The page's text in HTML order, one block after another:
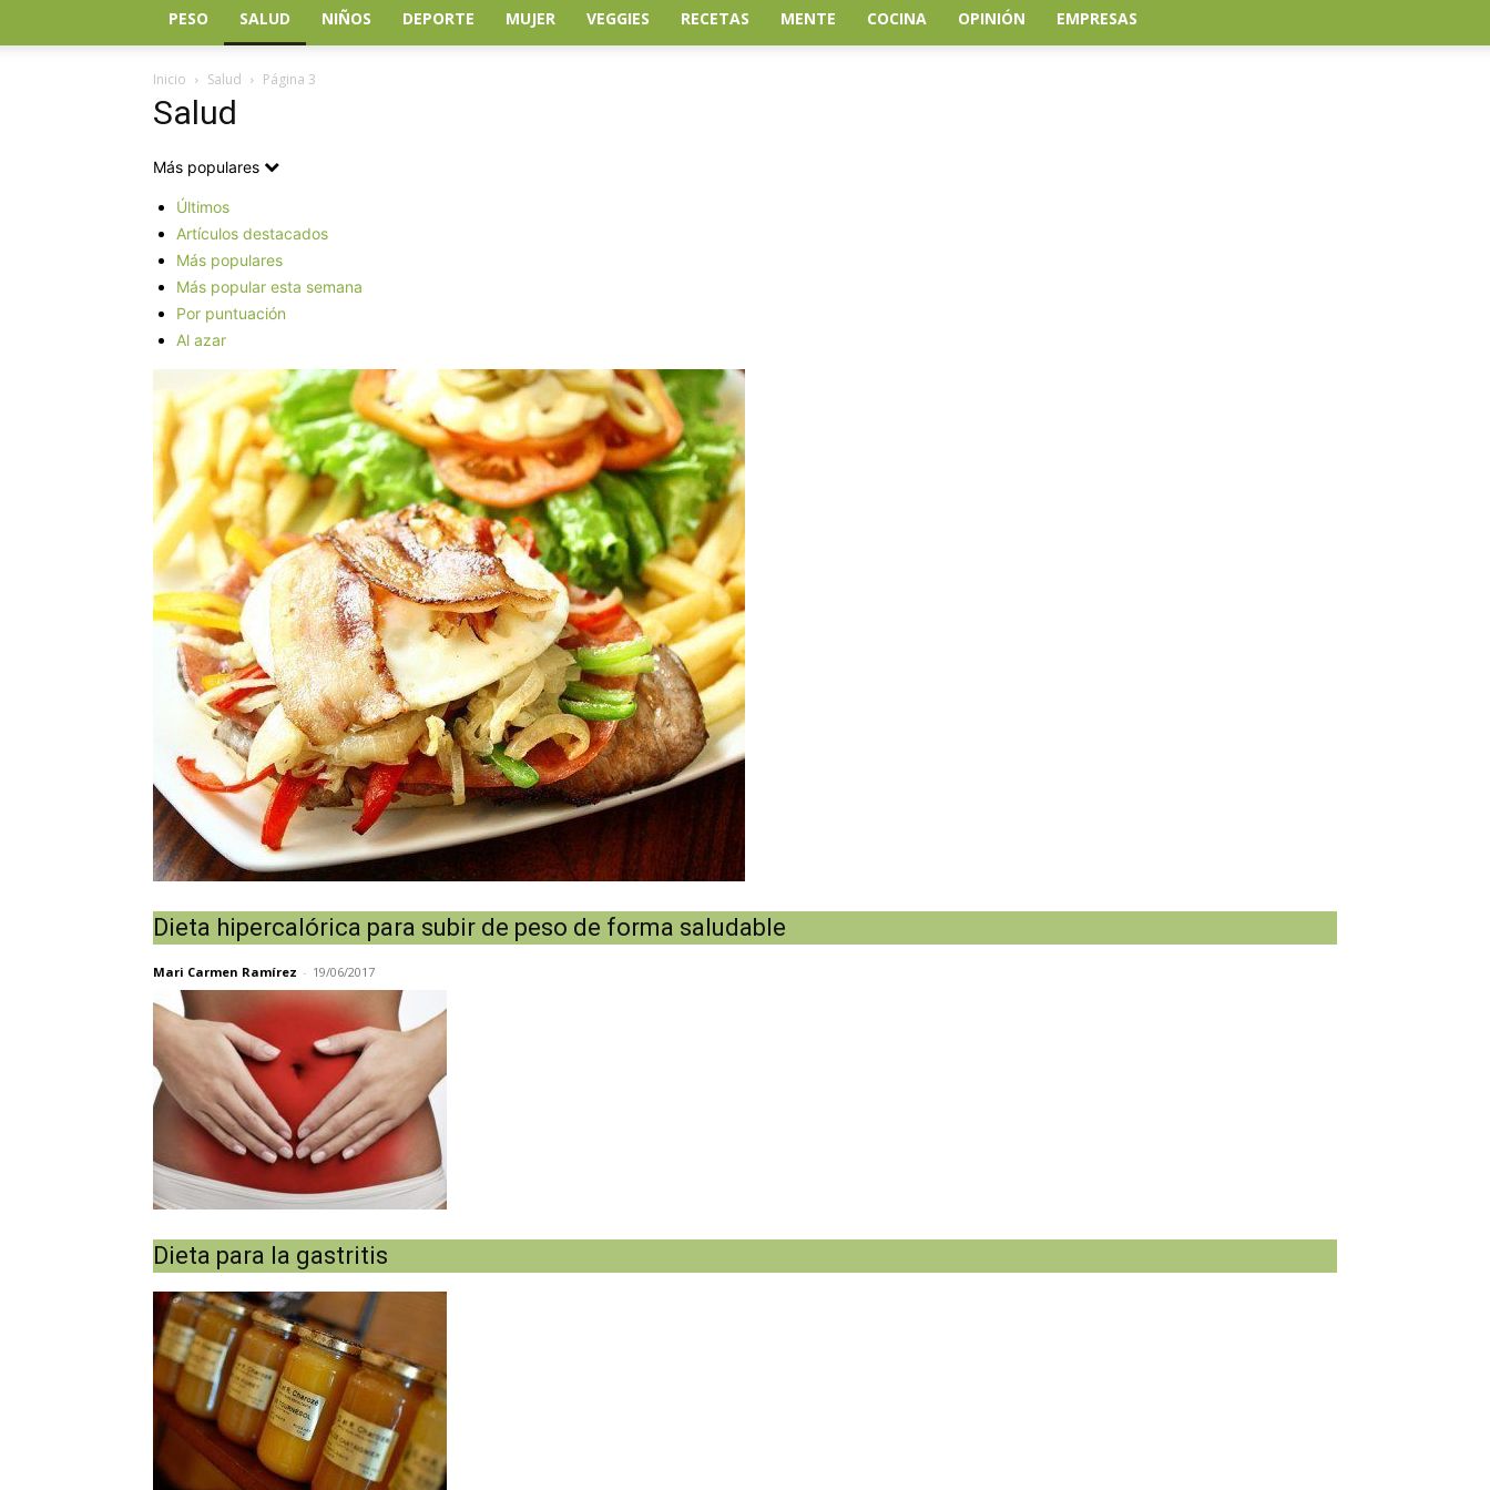
PESO SALUD NIÑOS DEPORTE MUJER VEGGIES RECETAS MENTE COCINA OPINIÓN EMPRESAS
Inicio Salud Página 3
Salud
Más populares
Últimos
Artículos destacados
Más populares
Más popular esta semana
Por puntuación
Al azar
Dieta hipercalórica para subir de peso de forma saludable
Mari Carmen Ramírez - 19/06/2017
Dieta para la gastritis